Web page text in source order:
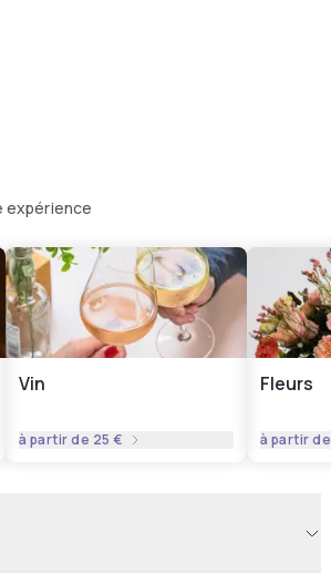
expérience
Vin
à partir de 25 €
Fleurs
à partir de